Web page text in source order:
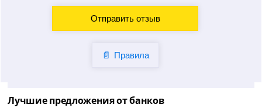
Правила
Лучшие предложения от банков